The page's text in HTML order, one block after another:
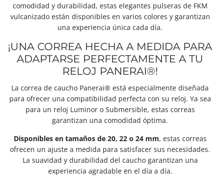
comodidad y durabilidad, estas elegantes pulseras de FKM
vulcanizado están disponibles en varios colores y garantizan
una experiencia única cada día.
¡UNA CORREA HECHA A MEDIDA PARA
ADAPTARSE PERFECTAMENTE A TU
RELOJ PANERAI®!
La correa de caucho Panerai® está especialmente diseñada
para ofrecer una compatibilidad perfecta con su reloj. Ya sea
para un reloj Luminor o Submersible, estas correas
garantizan una comodidad óptima.
Disponibles en tamaños de 20, 22 o 24 mm, estas correas
ofrecen un ajuste a medida para satisfacer sus necesidades.
La suavidad y durabilidad del caucho garantizan una
experiencia agradable en el día a día.